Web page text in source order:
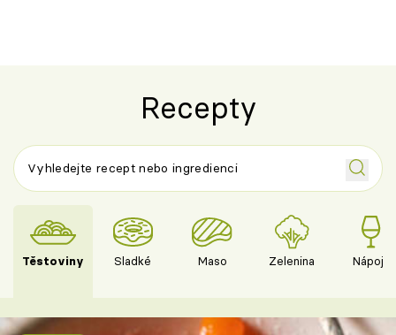
Recepty
Těstoviny Sladké Maso Zelenina Nápoje